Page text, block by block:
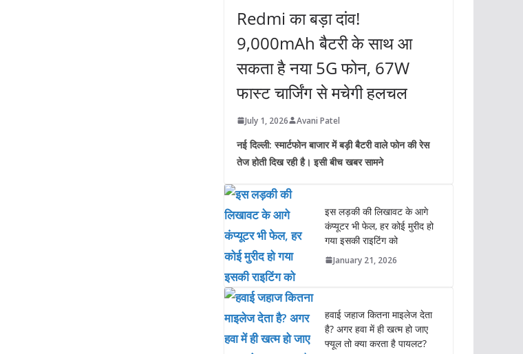
Redmi का बड़ा दांव!
9,000mAh बैटरी के साथ आ
सकता है नया 5G फोन, 67W
फास्ट चार्जिंग से मचेगी हलचल
July 1, 2026 Avani Patel
नई दिल्ली: स्मार्टफोन बाजार में बड़ी बैटरी वाले फोन की रेस
तेज होती दिख रही है। इसी बीच खबर सामने
इस लड़की की लिखावट के आगे
कंप्यूटर भी फेल, हर कोई मुरीद हो
गया इसकी राइटिंग को
January 21, 2026
हवाई जहाज कितना माइलेज देता
है? अगर हवा में ही खत्म हो जाए
फ्यूल तो क्या करता है पायलट?